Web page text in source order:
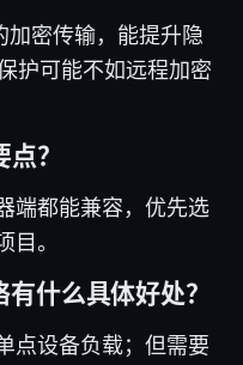
密传输，能提升隐
护可能不如远程加密
？
端都能兼容，优先选
。
什么具体好处？
点设备负载；但需要